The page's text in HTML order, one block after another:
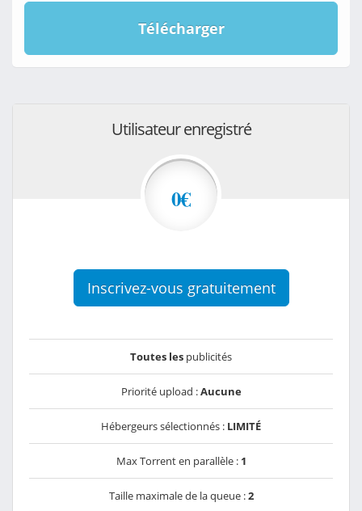
Télécharger
Utilisateur enregistré
0€
Inscrivez-vous gratuitement
Toutes les publicités
Priorité upload :Aucune
Hébergeurs sélectionnés : LIMITÉ
Max Torrent en parallèle : 1
Taille maximale de la queue :2